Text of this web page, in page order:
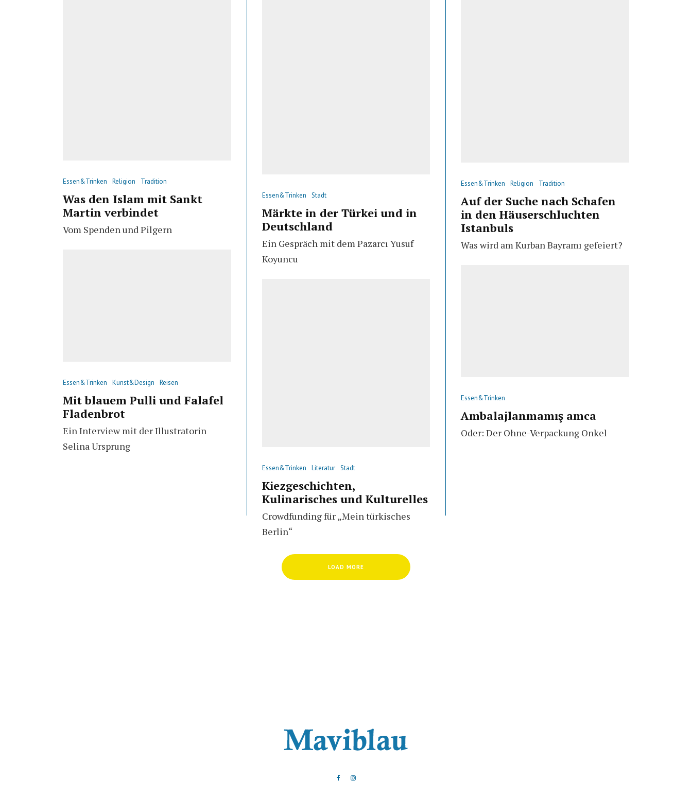
Essen&Trinken Religion Tradition
Was den Islam mit Sankt
Martin verbindet
Vom Spenden und Pilgern
Essen&Trinken Kunst&Design Reisen
Mit blauem Pulli und Falafel
Fladenbrot
Ein Interview mit der Illustratorin
Selina Ursprung
Essen&Trinken Stadt
Märkte in der Türkei und in
Deutschland
Ein Gespräch mit dem Pazarcı Yusuf
Koyuncu
Essen&Trinken Literatur Stadt
Kiezgeschichten,
Kulinarisches und Kulturelles
Crowdfunding für „Mein türkisches
Berlin“
Essen&Trinken Religion Tradition
Auf der Suche nach Schafen
in den Häuserschluchten
Istanbuls
Was wird am Kurban Bayramı gefeiert?
Essen&Trinken
Ambalajlanmamış amca
Oder: Der Ohne-Verpackung Onkel
LOAD MORE